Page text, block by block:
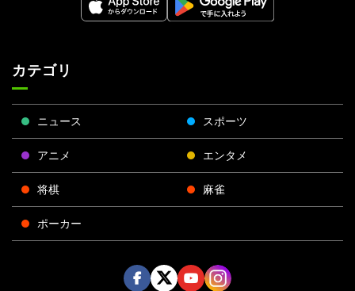
カテゴリ
ニュース スポーツ
アニメ エンタメ
将棋 麻雀
ポーカー